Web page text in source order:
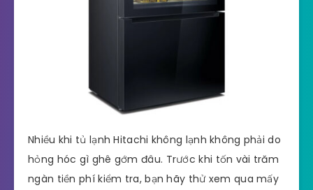
Nhiều khi tủ lạnh Hitachi không lạnh không phải do
hỏng hóc gì ghê gớm đâu. Trước khi tốn vài trăm
ngàn tiền phí kiểm tra, bạn hãy thử xem qua mấy